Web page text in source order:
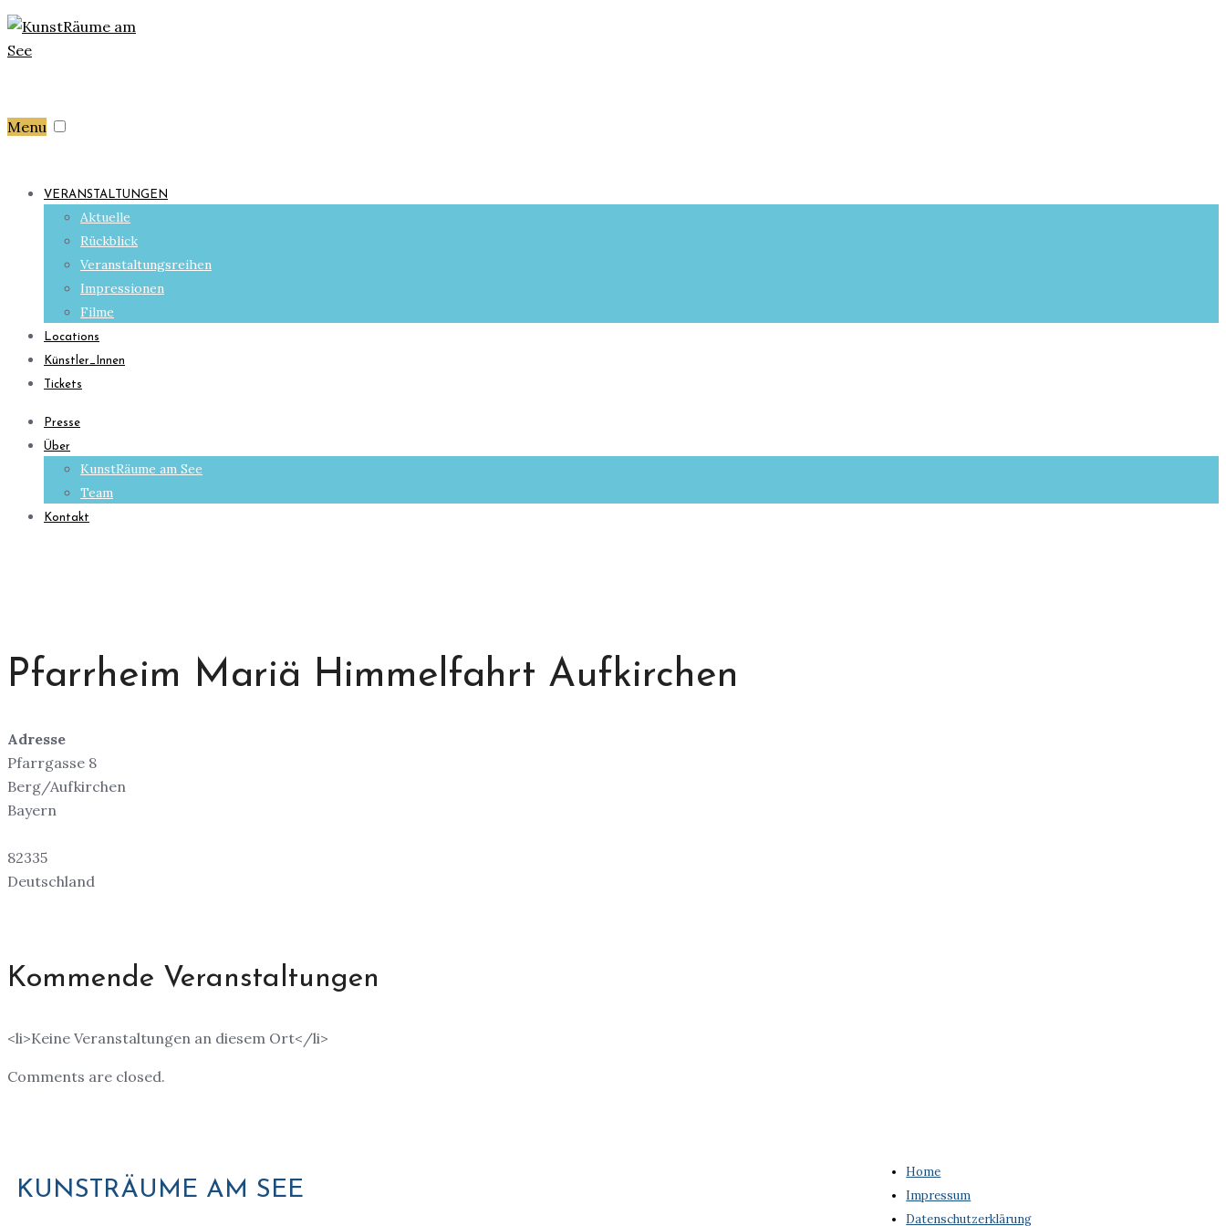
Menu
VERANSTALTUNGEN
Aktuelle
Rückblick
Veranstaltungsreihen
Impressionen
Filme
Locations
Künstler_Innen
Tickets
Presse
Über
KunstRäume am See
Team
Kontakt
Pfarrheim Mariä Himmelfahrt Aufkirchen
Adresse
Pfarrgasse 8
Berg/Aufkirchen
Bayern
82335
Deutschland
Kommende Veranstaltungen
<li>Keine Veranstaltungen an diesem Ort</li>
Comments are closed.
KUNSTRÄUME AM SEE
Home
Impressum
Datenschutzerklärung